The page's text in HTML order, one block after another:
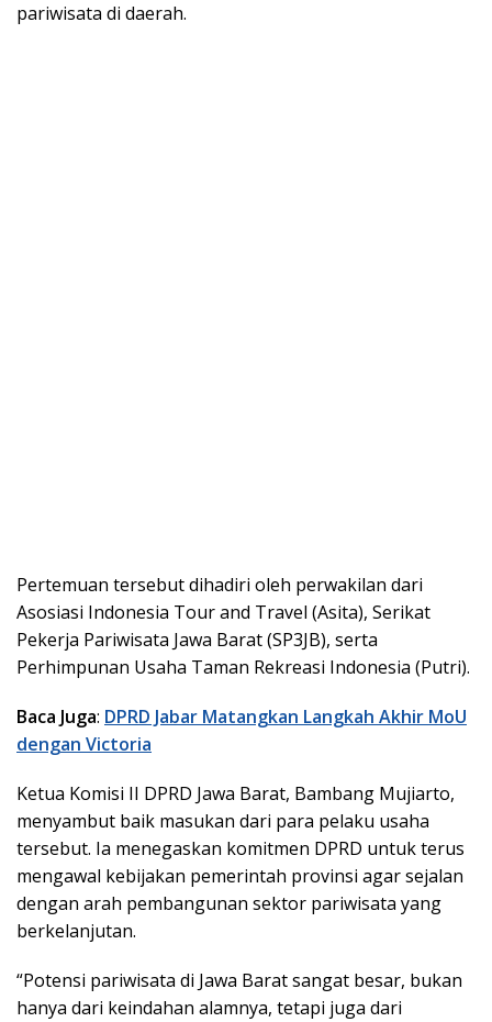
pariwisata di daerah.
Pertemuan tersebut dihadiri oleh perwakilan dari
Asosiasi Indonesia Tour and Travel (Asita), Serikat
Pekerja Pariwisata Jawa Barat (SP3JB), serta
Perhimpunan Usaha Taman Rekreasi Indonesia (Putri).
Baca Juga: DPRD Jabar Matangkan Langkah Akhir MoU
dengan Victoria
Ketua Komisi II DPRD Jawa Barat, Bambang Mujiarto,
menyambut baik masukan dari para pelaku usaha
tersebut. Ia menegaskan komitmen DPRD untuk terus
mengawal kebijakan pemerintah provinsi agar sejalan
dengan arah pembangunan sektor pariwisata yang
berkelanjutan.
“Potensi pariwisata di Jawa Barat sangat besar, bukan
hanya dari keindahan alamnya, tetapi juga dari